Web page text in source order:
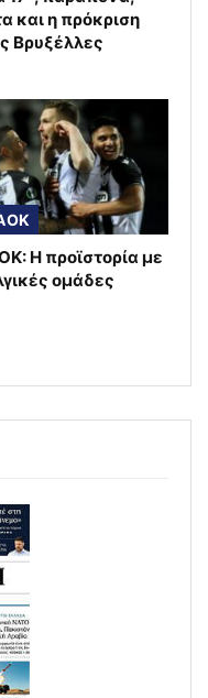
και η πρόκριση
Βρυξέλλες
Η προϊστορία με
ομάδες